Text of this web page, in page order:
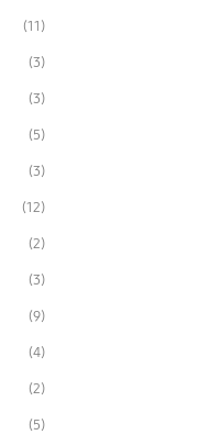
(11)
(3)
(3)
(5)
(3)
(12)
(2)
(3)
(9)
(4)
(2)
(5)